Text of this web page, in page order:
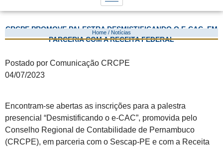
CRCPE PROMOVE PALESTRA DESMISTIFICANDO O E-CAC, EM
PARCERIA COM A RECEITA FEDERAL
Home / Notícias
Postado por Comunicação CRCPE
04/07/2023
Encontram-se abertas as inscrições para a palestra
presencial “Desmistificando o e-CAC”, promovida pelo
Conselho Regional de Contabilidade de Pernambuco
(CRCPE), em parceria com o Sescap-PE e com a Receita